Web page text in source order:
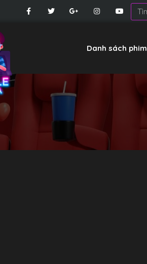
Danh sách phim